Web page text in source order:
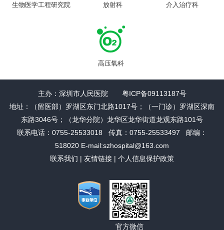
生物医学工程研究院 放射科 介入治疗科
高压氧科
主办：深圳市人民医院 粤ICP备09113187号
地址：（留医部）罗湖区东门北路1017号；（一门诊）罗湖区深南
东路3046号；（龙华分院）龙华区龙华街道龙观东路101号
联系电话：0755-25533018 传真：0755-25533497 邮编：
518020 E-mail:szhospital@163.com
联系我们 | 友情链接 | 个人信息保护政策
官方微信